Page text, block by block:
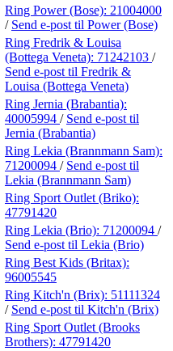
Ring Power (Bose): 21004000
/ Send e-post til Power (Bose)
Ring Fredrik & Louisa
(Bottega Veneta): 71242103 /
Send e-post til Fredrik &
Louisa (Bottega Veneta)
Ring Jernia (Brabantia):
40005994 / Send e-post til
Jernia (Brabantia)
Ring Lekia (Brannmann Sam):
71200094 / Send e-post til
Lekia (Brannmann Sam)
Ring Sport Outlet (Briko):
47791420
Ring Lekia (Brio): 71200094 /
Send e-post til Lekia (Brio)
Ring Best Kids (Britax):
96005545
Ring Kitch'n (Brix): 51111324
/ Send e-post til Kitch'n (Brix)
Ring Sport Outlet (Brooks
Brothers): 47791420